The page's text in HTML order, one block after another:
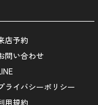
店予約
問い合わせ
ライバシーポリシー
用規約